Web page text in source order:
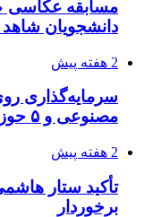
مسابقه عکاسی
دانشجویان
2 هفته پیش
سرمایه‌گذاری
مصنوعی و ۵ حوزه راهبردی کشور
2 هفته پیش
تأکید ستار
برخوردار